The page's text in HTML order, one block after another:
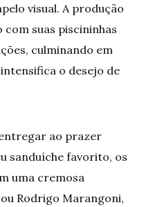
visual. A produção
suas piscininhas
culminando em
o desejo de
ao prazer
sanduíche favorito, os
uma cremosa
Rodrigo Marangoni,